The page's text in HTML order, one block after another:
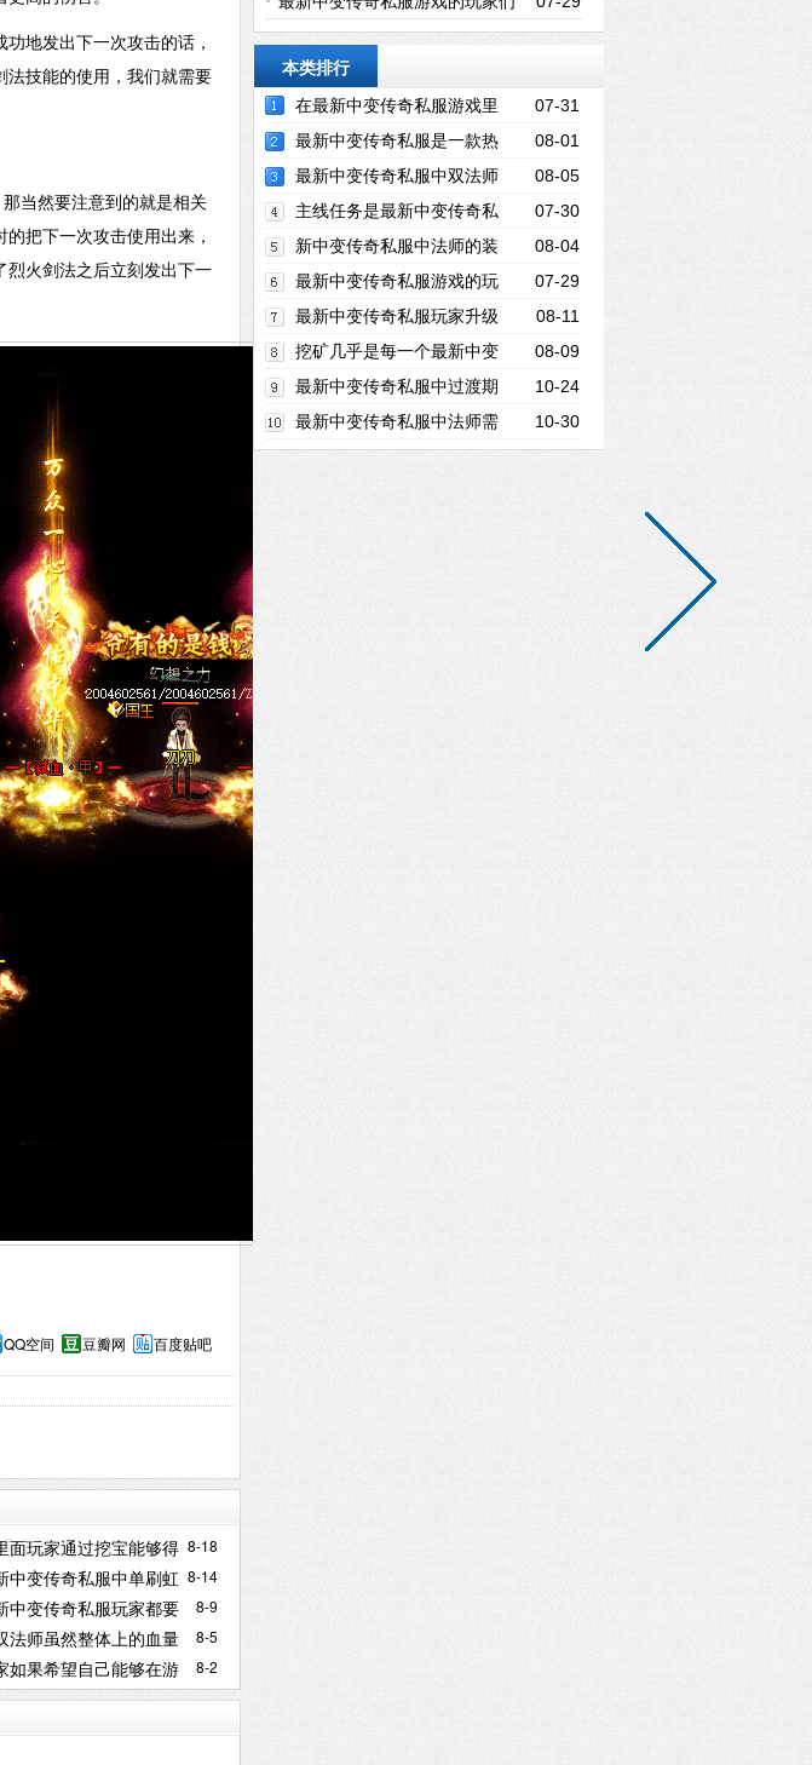
地发出下一次攻击的话，
法技能的使用，我们就需要
当然要注意到的就是相关
把下一次攻击使用出来，
烈火剑法之后立刻发出下一
QQ空间 豆瓣网 百度贴吧
8-18
面玩家通过挖宝能够得
8-14
中变传奇私服中单刷虹
的事情
8-9
中变传奇私服玩家都要
8-5
法师虽然整体上的血量
8-2
如果希望自己能够在游
力
首先应该做的事情就是查看装备的属性
了
本类排行
07-31
在最新中变传奇私服游戏里
面团战是很常见的
08-01
最新中变传奇私服是一款热
门的多人在线角色扮演游戏
08-05
最新中变传奇私服中双法师
虽然整体上的血量都是不怎么样的
07-30
主线任务是最新中变传奇私
服玩家在成长过程当中必须完成的任务08-04
新中变传奇私服中法师的装
备和天赋在防御和血量方面都不是很高07-29
最新中变传奇私服游戏的玩
家们首先应该做的事情就是查看装备的属
性了
08-11
最新中变传奇私服玩家升级
到中后期的时候大家都非常希望能够倒卖
装备来赚钱
08-09
挖矿几乎是每一个最新中变
传奇私服玩家都要做的事情
10-24
最新中变传奇私服中过渡期
的战士要如何来选择武器呢？
10-30
最新中变传奇私服中法师需
要魔法恢复快的装备来回复蓝量